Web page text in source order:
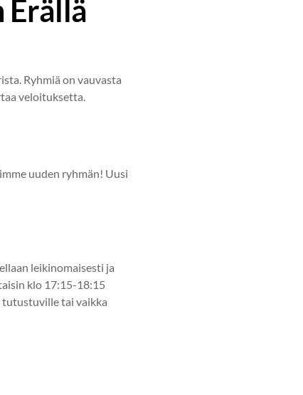
Erällä
Ryhmiä on vauvasta
veloituksetta.
uuden ryhmän! Uusi
leikinomaisesti ja
klo 17:15-18:15
tutustuville tai vaikka